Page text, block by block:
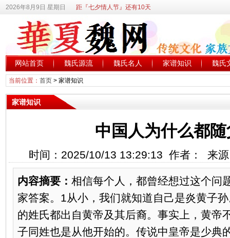
2026年8月9日 星期日 距『七夕情人节』还有10天
网站首页 魏氏源流 魏氏名人 家谱知识 魏氏
当前位置： 首页> 家谱知识
家谱知识
中国人为什么都
时间：2025/10/13 13:29:13 作者： 来
内容摘要： 相信每个人，都曾经想过这个问
家答案。1从小，我们就知道自己是炎黄子
的姓氏都出自黄帝及其后裔。事实上，黄帝
子同姓也是从他开始的。传说中皇帝是少典